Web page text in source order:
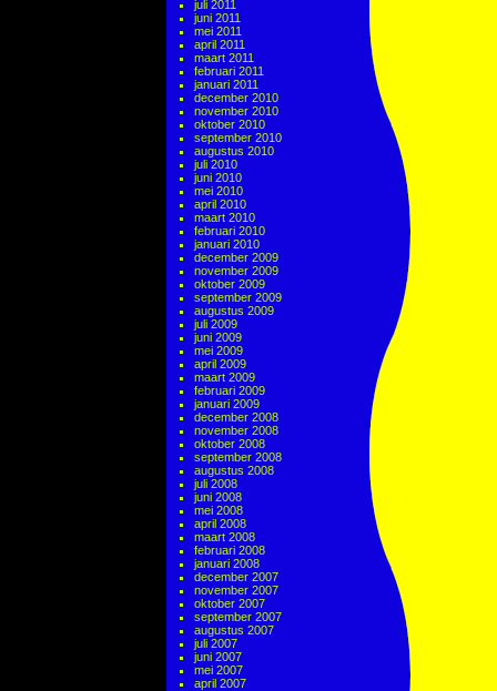
juli 2011
juni 2011
mei 2011
april 2011
maart 2011
februari 2011
januari 2011
december 2010
november 2010
oktober 2010
september 2010
augustus 2010
juli 2010
juni 2010
mei 2010
april 2010
maart 2010
februari 2010
januari 2010
december 2009
november 2009
oktober 2009
september 2009
augustus 2009
juli 2009
juni 2009
mei 2009
april 2009
maart 2009
februari 2009
januari 2009
december 2008
november 2008
oktober 2008
september 2008
augustus 2008
juli 2008
juni 2008
mei 2008
april 2008
maart 2008
februari 2008
januari 2008
december 2007
november 2007
oktober 2007
september 2007
augustus 2007
juli 2007
juni 2007
mei 2007
april 2007